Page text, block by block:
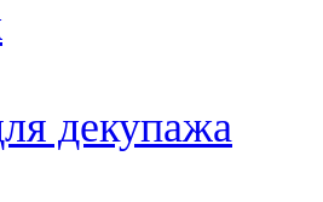
декупажа